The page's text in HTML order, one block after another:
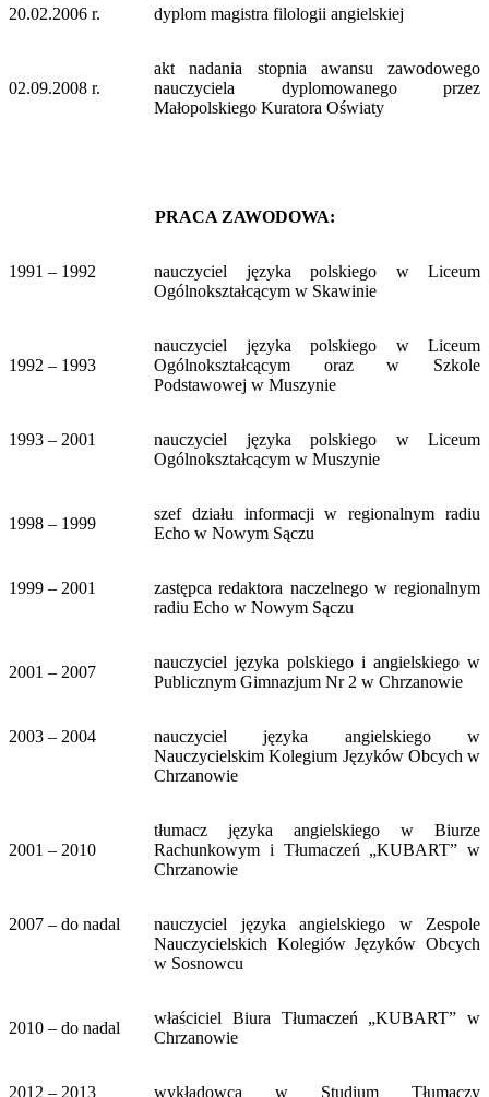
20.02.2006 r. dyplom magistra filologii angielskiej
02.09.2008 r.
akt nadania stopnia awansu zawodowego
nauczyciela dyplomowanego przez
Małopolskiego Kuratora Oświaty
PRACA ZAWODOWA:
1991 – 1992
nauczyciel języka polskiego w Liceum
Ogólnokształcącym w Skawinie
1992 – 1993
nauczyciel języka polskiego w Liceum
Ogólnokształcącym oraz w Szkole
Podstawowej w Muszynie
1993 – 2001
nauczyciel języka polskiego w Liceum
Ogólnokształcącym w Muszynie
1998 – 1999
szef działu informacji w regionalnym radiu
Echo w Nowym Sączu
1999 – 2001
zastępca redaktora naczelnego w regionalnym
radiu Echo w Nowym Sączu
2001 – 2007
nauczyciel języka polskiego i angielskiego w
Publicznym Gimnazjum Nr 2 w Chrzanowie
2003 – 2004
nauczyciel języka angielskiego w
Nauczycielskim Kolegium Języków Obcych w
Chrzanowie
2001 – 2010
tłumacz języka angielskiego w Biurze
Rachunkowym i Tłumaczeń „KUBART” w
Chrzanowie
2007 – do nadal
nauczyciel języka angielskiego w Zespole
Nauczycielskich Kolegiów Języków Obcych
w Sosnowcu
2010 – do nadal
właściciel Biura Tłumaczeń „KUBART” w
Chrzanowie
2012 – 2013 wykładowca w Studium Tłumaczy